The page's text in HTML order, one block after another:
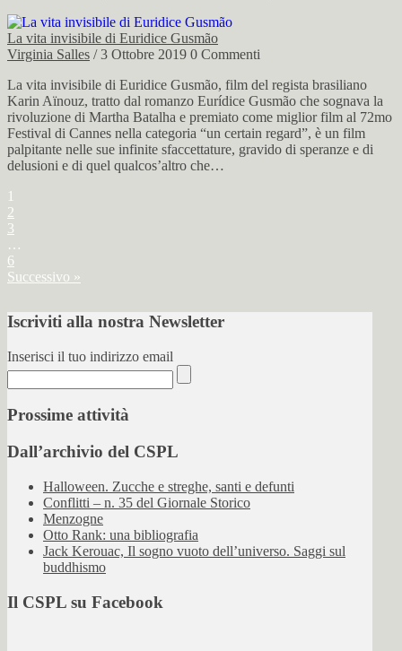
La vita invisibile di Euridice Gusmão
Virginia Salles / 3 Ottobre 2019 0 Commenti
La vita invisibile di Euridice Gusmão, film del regista brasiliano
Karin Aïnouz, tratto dal romanzo Eurídice Gusmão che sognava la
rivoluzione di Martha Batalha e premiato come miglior film al 72mo
Festival di Cannes nella categoria “un certain regard”, è un film
palpitante nelle sue infinite sfaccettature, gravido di speranze e di
delusioni e di quel qualcos’altro che…
1
2
3
…
6
Successivo »
Iscriviti alla nostra Newsletter
Inserisci il tuo indirizzo email
Prossime attività
Dall’archivio del CSPL
Halloween. Zucche e streghe, santi e defunti
Conflitti – n. 35 del Giornale Storico
Menzogne
Otto Rank: una bibliografia
Jack Kerouac, Il sogno vuoto dell’universo. Saggi sul
buddhismo
Il CSPL su Facebook